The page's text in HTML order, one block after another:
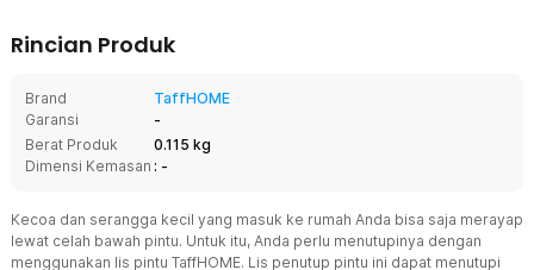
Rincian Produk
Brand
TaffHOME
Garansi
-
Berat Produk
0.115 kg
Dimensi Kemasan : -
Kecoa dan serangga kecil yang masuk ke rumah Anda bisa saja merayap
lewat celah bawah pintu. Untuk itu, Anda perlu menutupinya dengan
menggunakan lis pintu TaffHOME. Lis penutup pintu ini dapat menutupi